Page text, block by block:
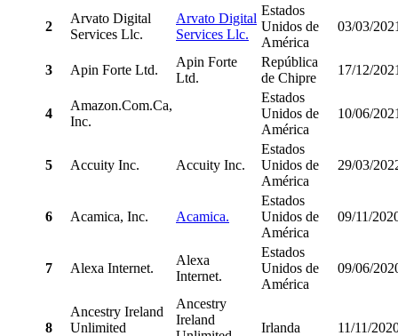
2
Arvato Digital
Services Llc.
Arvato Digital
Services Llc.
Estados
Unidos de
América
03/03/
3 Apin Forte Ltd.
Apin Forte
Ltd.
República
de Chipre
17/12/
4
Amazon.Com.Ca,
Inc.
Estados
Unidos de
América
10/06/
5 Accuity Inc. Accuity Inc.
Estados
Unidos de
América
29/03/
6 Acamica, Inc. Acamica.
Estados
Unidos de
América
09/11/
7 Alexa Internet.
Alexa
Internet.
Estados
Unidos de
América
09/06/
8
Ancestry Ireland
Unlimited
Ancestry
Ireland
Irlanda 11/11/